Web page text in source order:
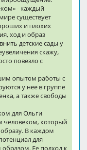
- каждый
существует
и плохих
ход и образ
детские сады у
скажу,
повезло с
опытом работы с
у нее в группе
а также свободы
для Ольги
человеком, который
В каждом
для